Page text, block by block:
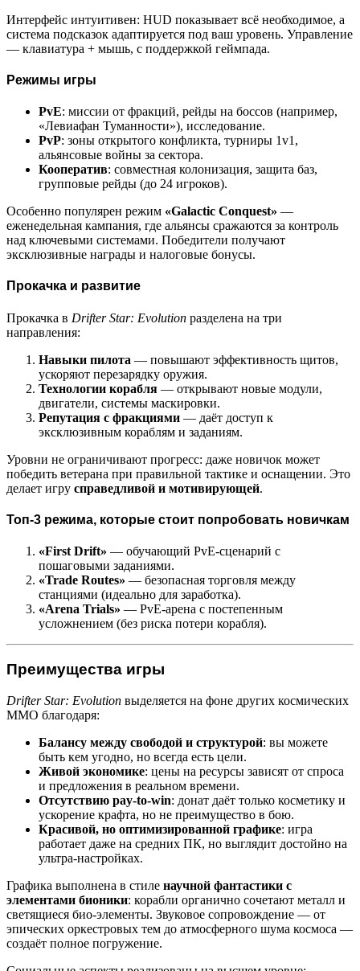
Интерфейс интуитивен: HUD показывает всё необходимое, а
система подсказок адаптируется под ваш уровень. Управление
— клавиатура + мышь, с поддержкой геймпада.
Режимы игры
PvE: миссии от фракций, рейды на боссов (например,
«Левиафан Туманности»), исследование.
PvP: зоны открытого конфликта, турниры 1v1,
альянсовые войны за сектора.
Кооператив: совместная колонизация, защита баз,
групповые рейды (до 24 игроков).
Особенно популярен режим «Galactic Conquest» —
еженедельная кампания, где альянсы сражаются за контроль
над ключевыми системами. Победители получают
эксклюзивные награды и налоговые бонусы.
Прокачка и развитие
Прокачка в Drifter Star: Evolution разделена на три
направления:
Навыки пилота — повышают эффективность щитов,
ускоряют перезарядку оружия.
Технологии корабля — открывают новые модули,
двигатели, системы маскировки.
Репутация с фракциями — даёт доступ к
эксклюзивным кораблям и заданиям.
Уровни не ограничивают прогресс: даже новичок может
победить ветерана при правильной тактике и оснащении. Это
делает игру справедливой и мотивирующей.
Топ-3 режима, которые стоит попробовать новичкам
«First Drift» — обучающий PvE-сценарий с
пошаговыми заданиями.
«Trade Routes» — безопасная торговля между
станциями (идеально для заработка).
«Arena Trials» — PvE-арена с постепенным
усложнением (без риска потери корабля).
Преимущества игры
Drifter Star: Evolution выделяется на фоне других космических
MMO благодаря:
Балансу между свободой и структурой: вы можете
быть кем угодно, но всегда есть цели.
Живой экономике: цены на ресурсы зависят от спроса
и предложения в реальном времени.
Отсутствию pay-to-win: донат даёт только косметику и
ускорение крафта, но не преимущество в бою.
Красивой, но оптимизированной графике: игра
работает даже на средних ПК, но выглядит достойно на
ультра-настройках.
Графика выполнена в стиле научной фантастики с
элементами бионики: корабли органично сочетают металл и
светящиеся био-элементы. Звуковое сопровождение — от
эпических оркестровых тем до атмосферного шума космоса —
создаёт полное погружение.